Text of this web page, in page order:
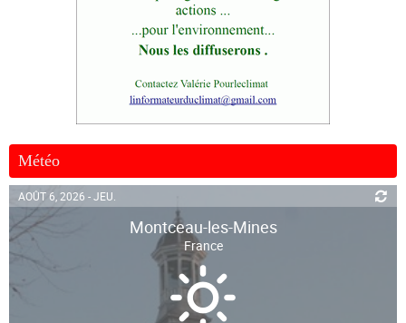
Météo
AOÛT 6, 2026 - JEU.
Montceau-les-Mines
France